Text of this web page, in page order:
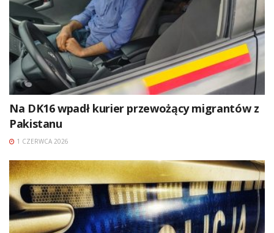
Na DK16 wpadł kurier przewożący migrantów z
Pakistanu
1 CZERWCA 2026